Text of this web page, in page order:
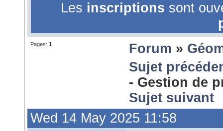
Les inscriptions sont
Pages: 1 Forum »
Sujet
- Gestion de
Sujet suivant
Wed 14 May 2025 11:58